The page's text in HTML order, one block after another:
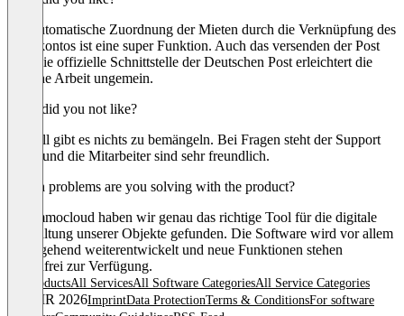
Die automatische Zuordnung der Mieten durch die Verknüpfung des
Bankkontos ist eine super Funktion. Auch das versenden der Post
über die offizielle Schnittstelle der Deutschen Post erleichtert die
tägliche Arbeit ungemein.
What did you not like?
Aktuell gibt es nichts zu bemängeln. Bei Fragen steht der Support
bereit und die Mitarbeiter sind sehr freundlich.
Which problems are you solving with the product?
Mit immocloud haben wir genau das richtige Tool für die digitale
Verwaltung unserer Objekte gefunden. Die Software wird vor allem
durchgehend weiterentwickelt und neue Funktionen stehen
kostenfrei zur Verfügung.
All productsAll ServicesAll Software CategoriesAll Service Categories
© OMR 2026ImprintData ProtectionTerms & ConditionsFor software